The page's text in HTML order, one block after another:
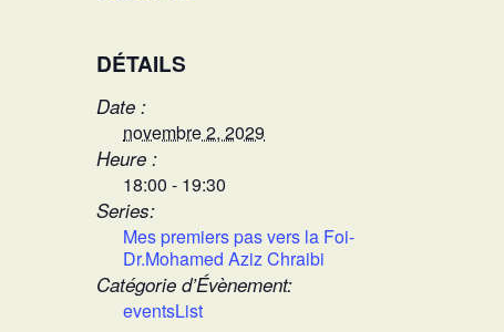
DÉTAILS
Date :
novembre 2, 2029
Heure :
18:00 - 19:30
Series:
Mes premiers pas vers la Foi-
Dr.Mohamed Aziz Chraibi
Catégorie d’Évènement:
eventsList